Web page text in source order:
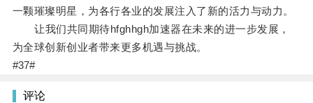
一颗璀璨明星，为各行各业的发展注入了新的活力与动力。
让我们共同期待hfghhgh加速器在未来的进一步发展，
为全球创新创业者带来更多机遇与挑战。
#37#
评论